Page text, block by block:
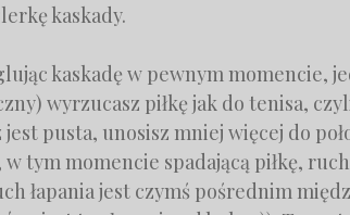
kaskady.
kaskadę w pewnym momencie,
wyrzucasz piłkę jak do tenisa,
pusta, unosisz mniej więcej do
tym momencie spadającą piłkę,
łapania jest czymś pośrednim